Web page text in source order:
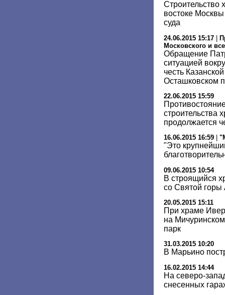
Строительство
востоке
суда
24.06.2015 15:17 |
Московского и
Обращение
ситуацией
честь
Осташковском
22.06.2015 15:59
строительства
продолжается
16.06.2015 16:59
"Это
09.06.2015 10:54
В строящийся
со Святой
20.05.2015 15:11
При храме
на
парк
31.03.2015 10:20
В Марьино
16.02.2015 14:44
На северо-
снесенных